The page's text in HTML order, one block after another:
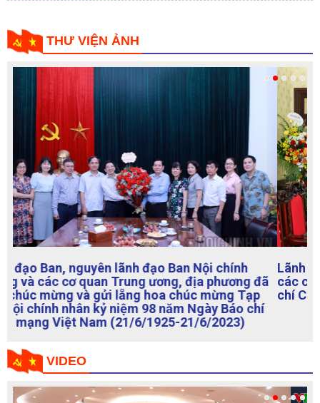
THƯ VIỆN ẢNH
Lãnh đạo Ban Nội chính Trung ương chúc mừng
các cơ quan báo chí dịp kỷ niệm 98 năm Ngày Báo
chí Cách mạng Việt Nam (21/6/1925-21/6/2023)
VIDEO